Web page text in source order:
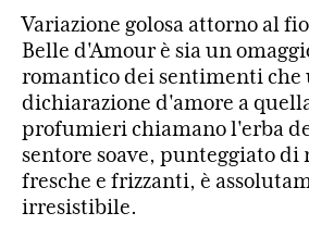
Variazione golosa attorno al
Belle d'Amour è sia un
romantico dei sentimenti che
dichiarazione d'amore a
profumieri chiamano l'erba
sentore soave, punteggiato di
fresche e frizzanti, è
irresistibile.